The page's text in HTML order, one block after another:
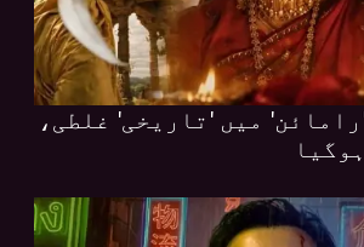
میں 'تاریخی' غلطی،